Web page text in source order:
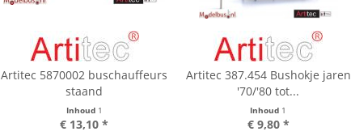
Artitec 5870002 buschauffeurs
staand
Inhoud 1
€ 13,10 *
Artitec 387.454 Bushokje jaren
'70/'80 tot...
Inhoud 1
€ 9,80 *